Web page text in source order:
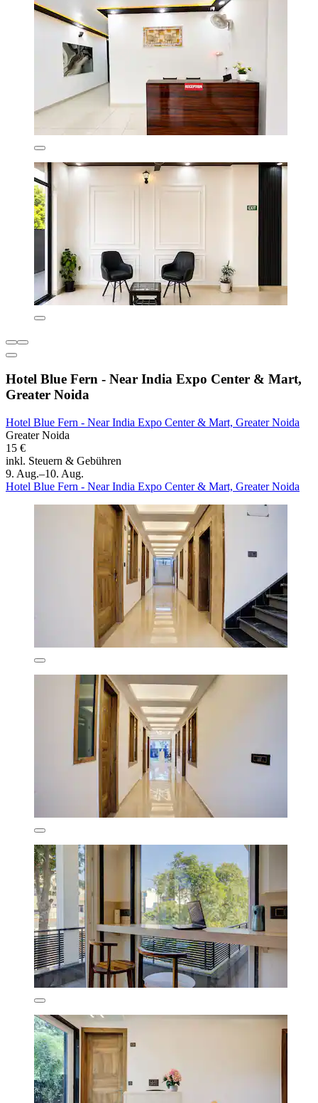
Hotel Blue Fern - Near India Expo Center & Mart,
Greater Noida
Hotel Blue Fern - Near India Expo Center & Mart, Greater Noida
Greater Noida
15 €
inkl. Steuern & Gebühren
9. Aug.–10. Aug.
Hotel Blue Fern - Near India Expo Center & Mart, Greater Noida